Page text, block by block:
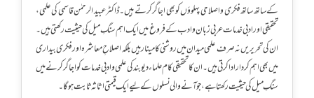
کے ساتھ ساتھ فکری و اصلاحی پہلوؤں کو بھی اجاگر کرتے ہیں۔ڈاکٹر عبید الرحمٰن قاسمی کی علمی،
تحقیقی اور ادبی خدمات عربی زبان و ادب کے فروغ میں ایک اہم سنگِ میل کی حیثیت رکھتی ہیں۔
ان کی تحریریں نہ صرف علمی میدان میں روشنی کا مینار ہیں بلکہ اصلاحِ معاشرہ اور فکری بیداری
میں بھی اہم کردار ادا کرتی ہیں۔ ان کا تحقیقی کام علماء دیوبند کی علمی و ادبی خدمات کو اجاگر کرنے میں
سنگِ میل کی حیثیت رکھتا ہے، جو آنے والی نسلوں کے لیے ایک قیمتی اثاثہ ثابت ہوگا۔